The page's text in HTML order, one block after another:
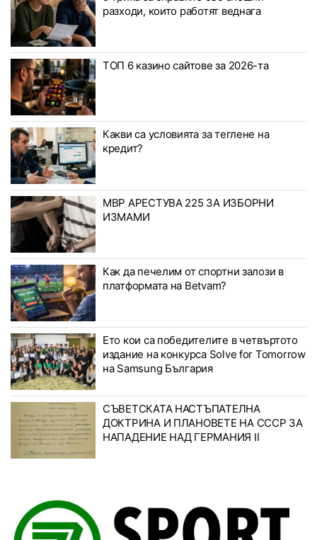
разходи, които работят веднага
ТОП 6 казино сайтове за 2026-та
Какви са условията за теглене на
кредит?
МВР АРЕСТУВА 225 ЗА ИЗБОРНИ
ИЗМАМИ
Как да печелим от спортни залози в
платформата на Betvam?
Ето кои са победителите в четвъртото
издание на конкурса Solve for Tomorrow
на Samsung България
СЪВЕТСКАТА НАСТЪПАТЕЛНА
ДОКТРИНА И ПЛАНОВЕТЕ НА СССР ЗА
НАПАДЕНИЕ НАД ГЕРМАНИЯ II